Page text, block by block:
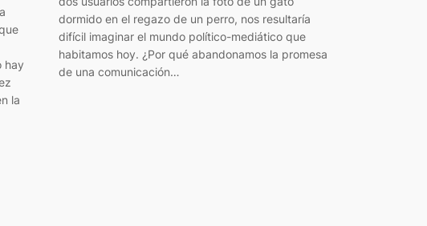
hay
la
dormido en el regazo de un perro, nos resultaría
difícil imaginar el mundo político-mediático que
habitamos hoy. ¿Por qué abandonamos la promesa
de una comunicación…